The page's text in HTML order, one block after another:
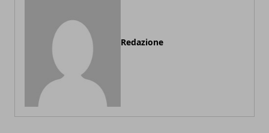
Redazione